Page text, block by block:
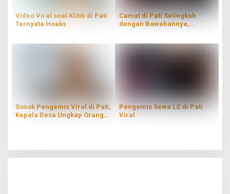
Video Viral soal Klitih di Pati
Ternyata Hoaks
Camat di Pati Selingkuh
dengan Bawahannya,
Sosok Pengemis Viral di Pati,
Kepala Desa Ungkap Orang
Pengemis Sewa LC di Pati
Viral